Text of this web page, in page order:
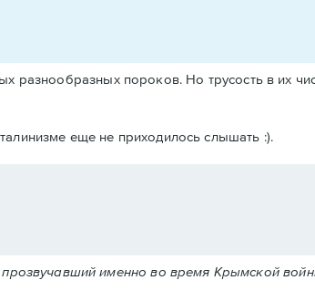
разнообразных пороков. Но трусость в их
еще не приходилось слышать :).
именно во время Крымской